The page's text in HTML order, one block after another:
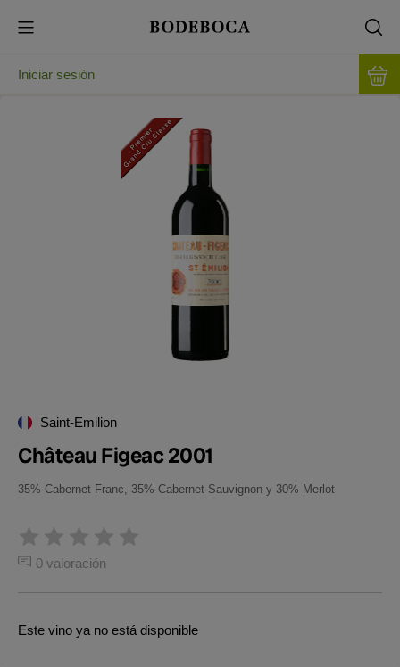
Iniciar sesión
Saint-Emilion
Château Figeac 2001
35% Cabernet Franc, 35% Cabernet Sauvignon y 30% Merlot
0 valoración
Este vino ya no está disponible